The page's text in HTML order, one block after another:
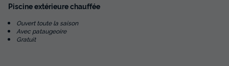
Piscine extérieure chauffée
Ouvert toute la saison
Avec pataugeoire
Gratuit